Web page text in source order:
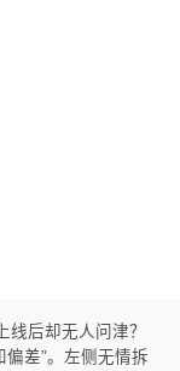
线后却无人问津？
差”。左侧无情拆